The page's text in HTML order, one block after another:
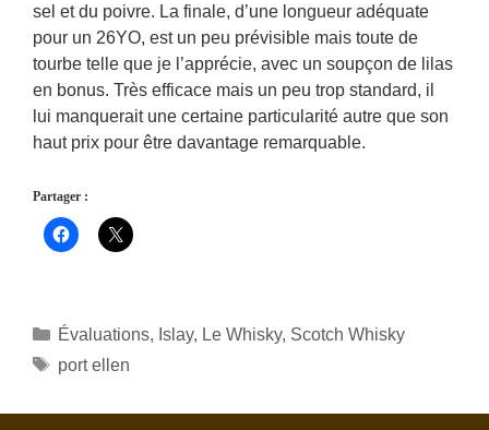
sel et du poivre. La finale, d’une longueur adéquate
pour un 26YO, est un peu prévisible mais toute de
tourbe telle que je l’apprécie, avec un soupçon de lilas
en bonus. Très efficace mais un peu trop standard, il
lui manquerait une certaine particularité autre que son
haut prix pour être davantage remarquable.
Partager :
Catégories
Évaluations, Islay, Le Whisky, Scotch Whisky
Étiquettes
port ellen